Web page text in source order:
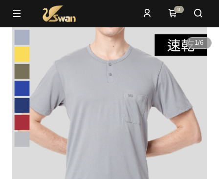
0
1/6